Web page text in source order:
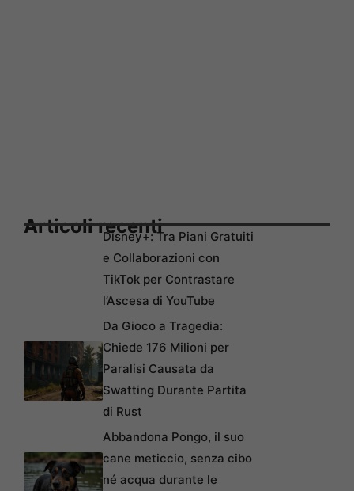
Articoli recentiDisney+: Tra Piani Gratuiti
e Collaborazioni con
TikTok per Contrastare
l’Ascesa di YouTube
Da Gioco a Tragedia:
Chiede 176 Milioni per
Paralisi Causata da
Swatting Durante Partita
di Rust
Abbandona Pongo, il suo
cane meticcio, senza cibo
né acqua durante le